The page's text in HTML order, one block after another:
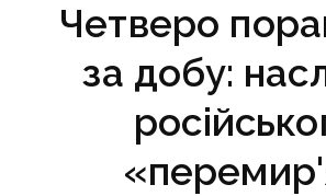
Четверо
за добу: